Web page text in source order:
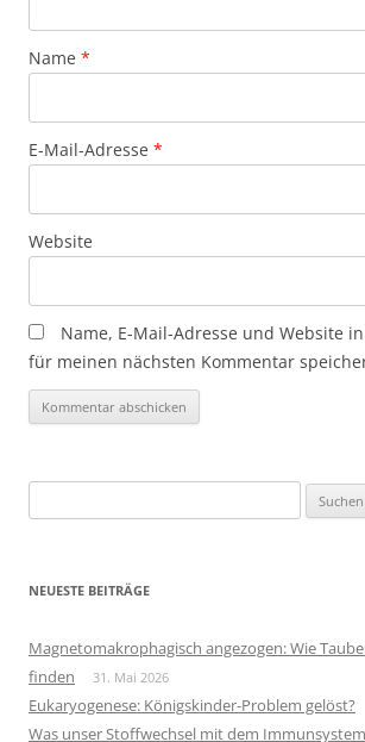
Name *
E-Mail-Adresse *
Website
Name, E-Mail-Adresse und Website
für meinen nächsten Kommentar
nach:
NEUESTE BEITRÄGE
Magnetomakrophagisch angezogen: Wie
finden
31. Mai 2026
Eukaryogenese: Königskinder-Problem gelöst?
Was unser Stoffwechsel mit dem